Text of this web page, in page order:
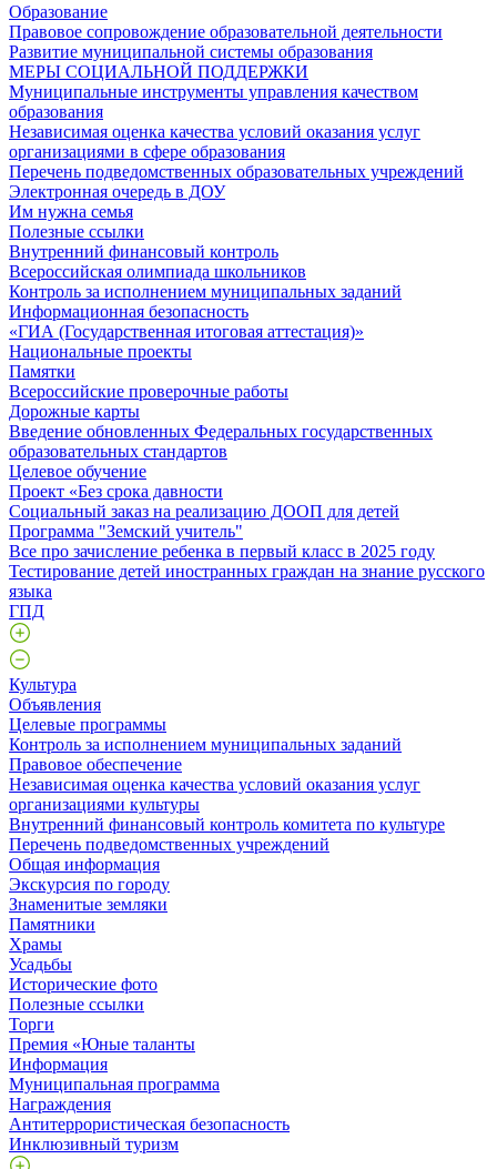
Образование
Правовое сопровождение образовательной деятельности
Развитие муниципальной системы образования
МЕРЫ СОЦИАЛЬНОЙ ПОДДЕРЖКИ
Муниципальные инструменты управления качеством
образования
Независимая оценка качества условий оказания услуг
организациями в сфере образования
Перечень подведомственных образовательных учреждений
Электронная очередь в ДОУ
Им нужна семья
Полезные ссылки
Внутренний финансовый контроль
Всероссийская олимпиада школьников
Контроль за исполнением муниципальных заданий
Информационная безопасность
«ГИА (Государственная итоговая аттестация)»
Национальные проекты
Памятки
Всероссийские проверочные работы
Дорожные карты
Введение обновленных Федеральных государственных
образовательных стандартов
Целевое обучение
Проект «Без срока давности
Социальный заказ на реализацию ДООП для детей
Программа "Земский учитель"
Все про зачисление ребенка в первый класс в 2025 году
Тестирование детей иностранных граждан на знание русского
языка
ГПД
Культура
Объявления
Целевые программы
Контроль за исполнением муниципальных заданий
Правовое обеспечение
Независимая оценка качества условий оказания услуг
организациями культуры
Внутренний финансовый контроль комитета по культуре
Перечень подведомственных учреждений
Общая информация
Экскурсия по городу
Знаменитые земляки
Памятники
Храмы
Усадьбы
Исторические фото
Полезные ссылки
Торги
Премия «Юные таланты
Информация
Муниципальная программа
Награждения
Антитеррористическая безопасность
Инклюзивный туризм